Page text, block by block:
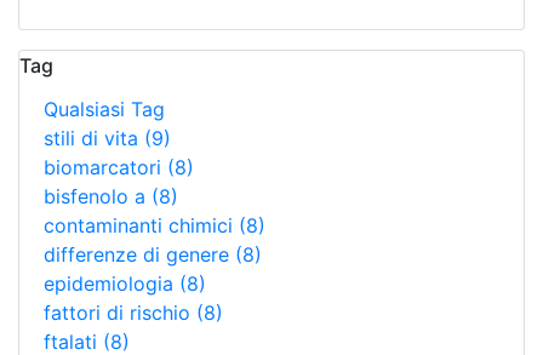
Tag
Qualsiasi Tag
stili di vita (9)
biomarcatori (8)
bisfenolo a (8)
contaminanti chimici (8)
differenze di genere (8)
epidemiologia (8)
fattori di rischio (8)
ftalati (8)